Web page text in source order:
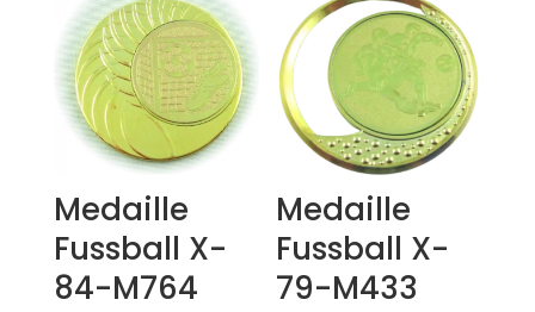
Medaille
Fussball X-
84-M764
Medaille
Fussball X-
79-M433